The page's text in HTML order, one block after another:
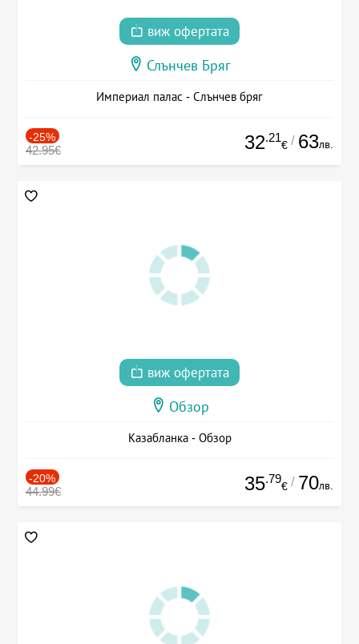
виж офертата
Слънчев Бряг
Империал палас - Слънчев бряг
-25%
42.95€ 32.21
€ / 63лв.
виж офертата
Обзор
Казабланка - Обзор
-20%
44.99€ 35.79
€ / 70лв.